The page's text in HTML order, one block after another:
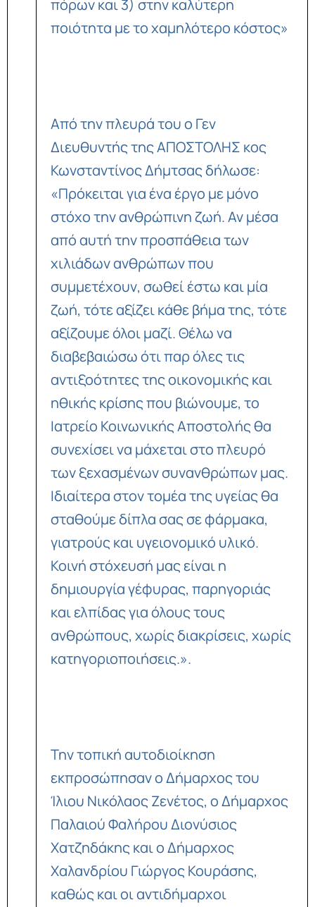
πόρων και 3) στην καλύτερη
ποιότητα με το χαμηλότερο κόστος»
Από την πλευρά του ο Γεν
Διευθυντής της ΑΠΟΣΤΟΛΗΣ κος
Κωνσταντίνος Δήμτσας δήλωσε:
«Πρόκειται για ένα έργο με μόνο
στόχο την ανθρώπινη ζωή. Αν μέσα
από αυτή την προσπάθεια των
χιλιάδων ανθρώπων που
συμμετέχουν, σωθεί έστω και μία
ζωή, τότε αξίζει κάθε βήμα της, τότε
αξίζουμε όλοι μαζί. Θέλω να
διαβεβαιώσω ότι παρ όλες τις
αντιξοότητες της οικονομικής και
ηθικής κρίσης που βιώνουμε, το
Ιατρείο Κοινωνικής Αποστολής θα
συνεχίσει να μάχεται στο πλευρό
των ξεχασμένων συνανθρώπων μας.
Ιδιαίτερα στον τομέα της υγείας θα
σταθούμε δίπλα σας σε φάρμακα,
γιατρούς και υγειονομικό υλικό.
Κοινή στόχευσή μας είναι η
δημιουργία γέφυρας, παρηγοριάς
και ελπίδας για όλους τους
ανθρώπους, χωρίς διακρίσεις, χωρίς
κατηγοριοποιήσεις.».
Την τοπική αυτοδιοίκηση
εκπροσώπησαν ο Δήμαρχος του
Ίλιου Νικόλαος Ζενέτος, ο Δήμαρχος
Παλαιού Φαλήρου Διονύσιος
Χατζηδάκης και ο Δήμαρχος
Χαλανδρίου Γιώργος Κουράσης,
καθώς και οι αντιδήμαρχοι